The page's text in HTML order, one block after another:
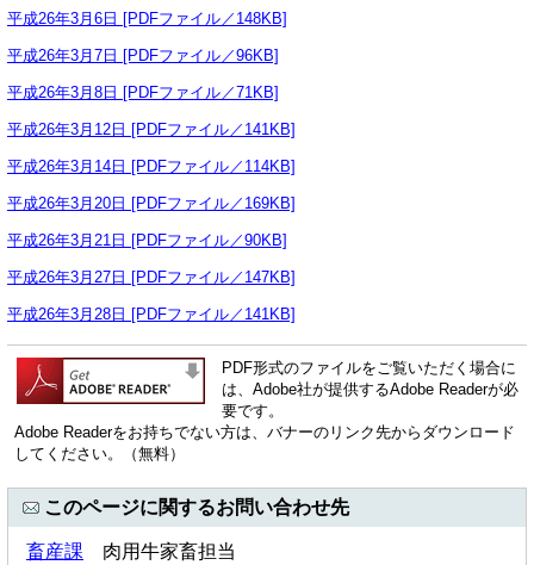
平成26年3月6日 [PDFファイル／148KB]
平成26年3月7日 [PDFファイル／96KB]
平成26年3月8日 [PDFファイル／71KB]
平成26年3月12日 [PDFファイル／141KB]
平成26年3月14日 [PDFファイル／114KB]
平成26年3月20日 [PDFファイル／169KB]
平成26年3月21日 [PDFファイル／90KB]
平成26年3月27日 [PDFファイル／147KB]
平成26年3月28日 [PDFファイル／141KB]
PDF形式のファイルをご覧いただく場合に
は、Adobe社が提供するAdobe Readerが必
要です。
Adobe Readerをお持ちでない方は、バナーのリンク先からダウンロード
してください。（無料）
このページに関するお問い合わせ先
畜産課 肉用牛家畜担当